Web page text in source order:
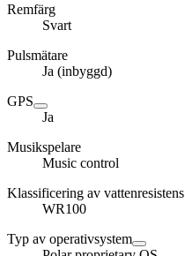
Remfärg
Svart
Pulsmätare
Ja (inbyggd)
GPS
Ja
Musikspelare
Music control
Klassificering av vattenresistens
WR100
Typ av operativsystem